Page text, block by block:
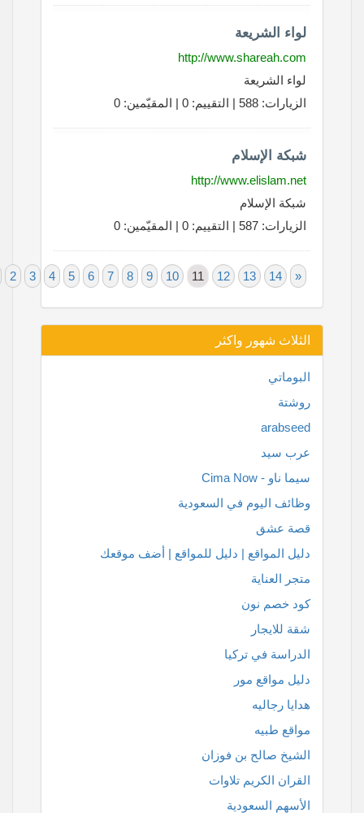
لواء الشريعة
http://www.shareah.com
لواء الشريعة
الزيارات: 588 | التقييم: 0 | المقيّمين: 0
شبكة الإسلام
http://www.elislam.net
شبكة الإسلام
الزيارات: 587 | التقييم: 0 | المقيّمين: 0
« 1 2 3 4 5 6 7 8 10 11 12 13
الثلاث شهور واكثر
البوماتي
arabseed
عرب سيد
سيما ناو - Cima Now
وظائف اليوم في السعودية
قصة عشق
دليل المواقع | دليل للمواقع | أضف موقعك
متجر العناية
كود خصم نون
شقة للايجار
الدراسة في تركيا
دليل مواقع مور
هدايا رجاليه
مواقع طبيه
الشيخ صالح بن فوزان
القران الكريم تلاوات
الأسهم السعودية